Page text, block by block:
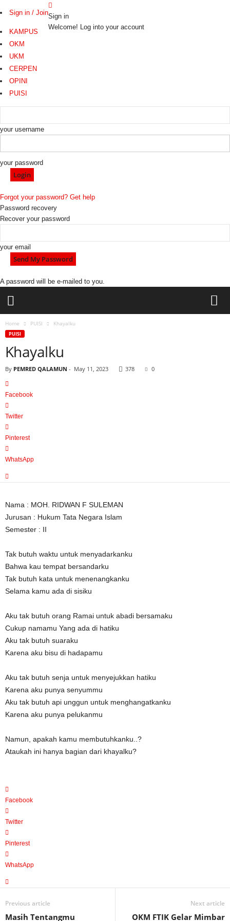
Sign in / Join
KAMPUS
OKM
UKM
CERPEN
OPINI
PUISI
Sign in
Welcome! Log into your account
your username
your password
Forgot your password? Get help
Password recovery
Recover your password
your email
A password will be e-mailed to you.
Home PUISI Khayalku
PUISI
Khayalku
By PEMRED QALAMUN - May 11, 2023 378 0
Facebook
Twitter
Pinterest
WhatsApp
Nama : MOH. RIDWAN F SULEMAN
Jurusan : Hukum Tata Negara Islam
Semester : II
Tak butuh waktu untuk menyadarkanku
Bahwa kau tempat bersandarku
Tak butuh kata untuk menenangkanku
Selama kamu ada di sisiku
Aku tak butuh orang Ramai untuk abadi bersamaku
Cukup namamu Yang ada di hatiku
Aku tak butuh suaraku
Karena aku bisu di hadapamu
Aku tak butuh senja untuk menyejukkan hatiku
Karena aku punya senyummu
Aku tak butuh api unggun untuk menghangatkanku
Karena aku punya pelukanmu
Namun, apakah kamu membutuhkanku..?
Ataukah ini hanya bagian dari khayalku?
Facebook
Twitter
Pinterest
WhatsApp
Previous article
Masih Tentangmu
Next article
OKM FTIK Gelar Mimbar